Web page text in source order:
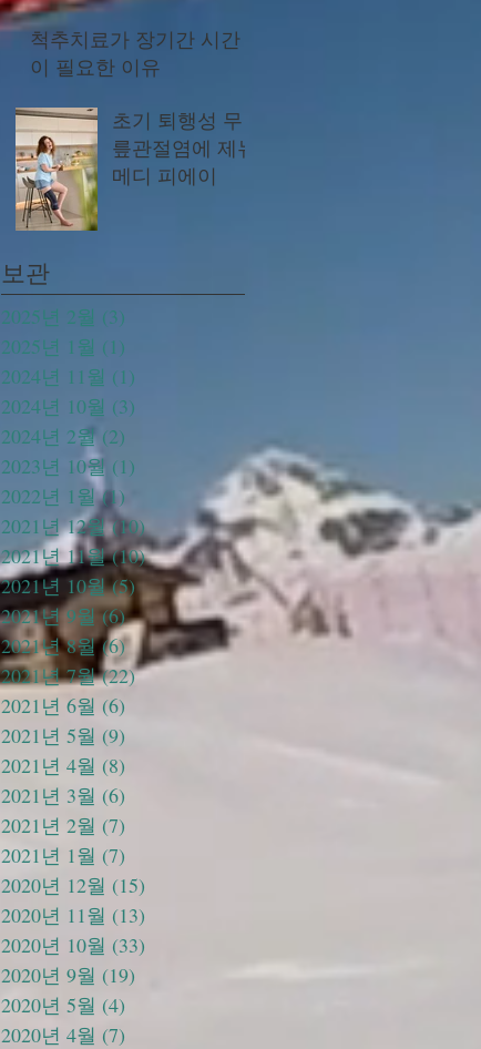
척추치료가 장기간 시간
이 필요한 이유
초기 퇴행성 무
릎관절염에 제뉴
메디 피에이
보관
2025년 2월 (3)
2025년 1월 (1)
2024년 11월 (1)
2024년 10월 (3)
2024년 2월 (2)
2023년 10월 (1)
2022년 1월 (1) 게시물 1개
2021년 12월 (10)게시물 10개
2021년 11월 (10)게시물 10개
2021년 10월 (5) 게시물 5개
2021년 9월 (6)게시물 6개
2021년 8월 (6)게시물 6개
2021년 7월 (22)게시물 22개
2021년 6월 (6)
2021년 5월 (9)
2021년 4월 (8)
2021년 3월 (6)
2021년 2월 (7)
2021년 1월 (7)
2020년 12월 (15)
2020년 11월 (13)
2020년 10월 (33)
2020년 9월 (19)
2020년 5월 (4)
2020년 4월 (7)